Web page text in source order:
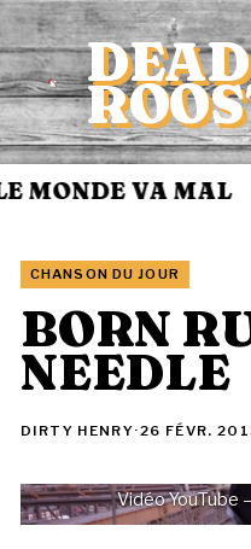
Accueil
DEAD
MONDE VA MAL
CHANSON DU JOUR
BORN
NEEDLE
DIRTY HENRY·26 FÉVR.
Vidéo YouTube